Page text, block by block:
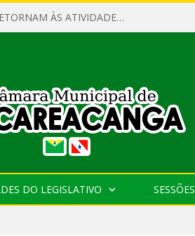
SERVIDORES DA CÂMARA MUNICIPAL RETORNAM ÀS ATIVIDADES APÓS O RECESSO PARLAMENTAR
DO LEGISLATIVO SESSÕES